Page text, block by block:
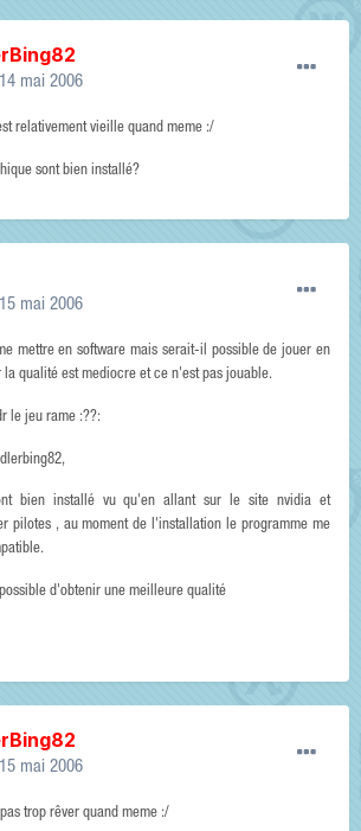
mai 2006
relativement vieille quand meme :/
sont bien installé?
mai 2006
mettre en software mais serait-il possible de jouer en
la qualité est mediocre et ce n'est pas jouable.
le jeu rame :??:
bien installé vu qu'en allant sur le site nvidia et
pilotes , au moment de l'installation le programme me
d'obtenir une meilleure qualité
mai 2006
trop rêver quand meme :/